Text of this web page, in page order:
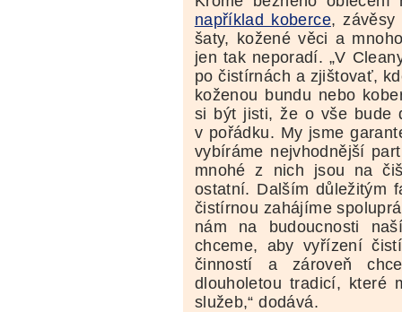
například koberce, závěsy
šaty, kožené věci a
jen tak neporadí. „V
po čistírnách a zjištovať,
koženou bundu nebo
si být jisti, že o vše bude
v pořádku. My jsme
vybíráme nejvhodnější
mnohé z nich jsou na
ostatní. Dalším důležitým
čistírnou zahájíme
nám na budoucnosti
chceme, aby vyřízení
činností a zároveň
dlouholetou tradicí, které
služeb,“ dodává.